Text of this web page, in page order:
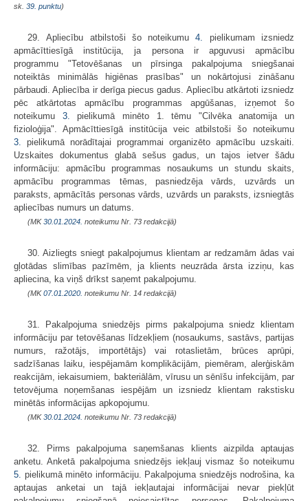
sk. 39. punktu)
29. Apliecību atbilstoši šo noteikumu4.
pielikumam izsniedz
apmācīttiesīgā institūcija, ja persona ir apguvusi apmācību
programmu "Tetovēšanas un pīrsinga pakalpojuma sniegšanai
noteiktās minimālās higiēnas prasības" un nokārtojusi zināšanu
pārbaudi. Apliecība ir derīga piecus gadus. Apliecību atkārtoti izsniedz
pēc atkārtotas apmācību programmas apgūšanas, izņemot šo
noteikumu 3.
pielikumā minēto 1. tēmu "Cilvēka anatomija un
fizioloģija". Apmācīttiesīgā institūcija veic atbilstoši šo noteikumu
3.
pielikumā norādītajai programmai organizēto apmācību uzskaiti.
Uzskaites dokumentus glabā sešus gadus, un tajos ietver šādu
informāciju: apmācību programmas nosaukums un stundu skaits,
apmācību programmas tēmas, pasniedzēja vārds, uzvārds un
paraksts, apmācītās personas vārds, uzvārds un paraksts, izsniegtās
apliecības numurs un datums.
(MK30.01.2024. noteikumu Nr. 73 redakcijā)
30. Aizliegts sniegt pakalpojumus klientam ar redzamām ādas vai
gļotādas slimības pazīmēm, ja klients neuzrāda ārsta izziņu, kas
apliecina, ka viņš drīkst saņemt pakalpojumu.
(MK07.01.2020. noteikumu Nr. 14 redakcijā)
31. Pakalpojuma sniedzējs pirms pakalpojuma sniedz klientam
informāciju par tetovēšanas līdzekļiem (nosaukums, sastāvs, partijas
numurs, ražotājs, importētājs) vai rotaslietām, brūces aprūpi,
sadzīšanas laiku, iespējamām komplikācijām, piemēram, alerģiskām
reakcijām, iekaisumiem, bakteriālām, vīrusu un sēnīšu infekcijām, par
tetovējuma noņemšanas iespējām un izsniedz klientam rakstisku
minētās informācijas apkopojumu.
(MK30.01.2024. noteikumu Nr. 73 redakcijā)
32. Pirms pakalpojuma saņemšanas klients aizpilda aptaujas
anketu. Anketā pakalpojuma sniedzējs iekļauj vismaz šo noteikumu
5. pielikumā minēto informāciju. Pakalpojuma sniedzējs nodrošina, ka
aptaujas anketai un tajā iekļautajai informācijai nevar piekļūt